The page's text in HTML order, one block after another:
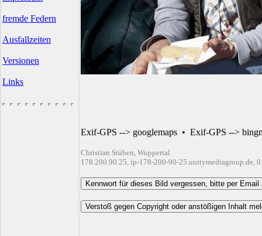
fremde Federn
Ausfallzeiten
Versionen
Links
Exif-GPS --> googlemaps • Exif-GPS -->
Christian Stüben, Wuppertal
178.200.90.25, ip-178-200-90-25.unitymediagroup.de,